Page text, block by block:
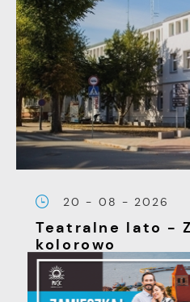
20 - 08 - 2026
Teatralne lato -
kolorowo